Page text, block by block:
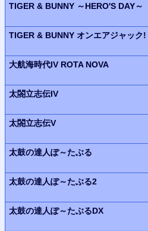
TIGER & BUNNY ～HERO'S DAY～
TIGER & BUNNY オンエアジャック!
大航海時代IV ROTA NOVA
太閤立志伝IV
太閤立志伝V
太鼓の達人ぽ～たぶる
太鼓の達人ぽ～たぶる2
太鼓の達人ぽ～たぶるDX